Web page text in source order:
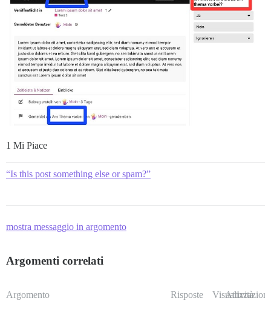
1 Mi Piace
“Is this post something else or spam?”
mostra messaggio in argomento
Argomenti correlati
Argomento Risposte Visualizzazioni
Attività